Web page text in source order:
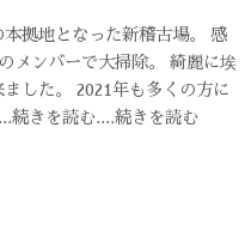
拠地となった新稽古場。 感
ンバーで大掃除。 綺麗に埃
した。 2021年も多くの方に
続きを読む....続きを読む